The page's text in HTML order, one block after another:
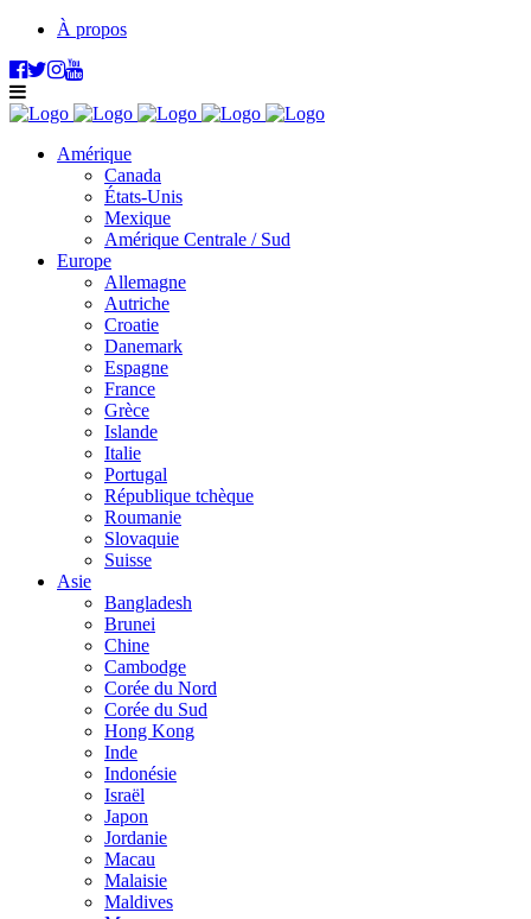
À propos
Amérique
Canada
États-Unis
Mexique
Amérique Centrale / Sud
Europe
Allemagne
Autriche
Croatie
Danemark
Espagne
France
Grèce
Islande
Italie
Portugal
République tchèque
Roumanie
Slovaquie
Suisse
Asie
Bangladesh
Brunei
Chine
Cambodge
Corée du Nord
Corée du Sud
Hong Kong
Inde
Indonésie
Israël
Japon
Jordanie
Macau
Malaisie
Maldives